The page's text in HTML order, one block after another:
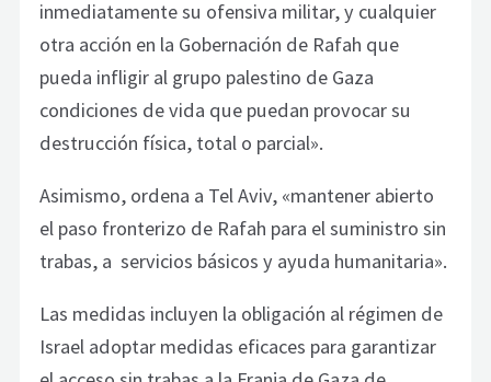
inmediatamente su ofensiva militar, y cualquier
otra acción en la Gobernación de Rafah que
pueda infligir al grupo palestino de Gaza
condiciones de vida que puedan provocar su
destrucción física, total o parcial».
Asimismo, ordena a Tel Aviv, «mantener abierto
el paso fronterizo de Rafah para el suministro sin
trabas, a servicios básicos y ayuda humanitaria».
Las medidas incluyen la obligación al régimen de
Israel adoptar medidas eficaces para garantizar